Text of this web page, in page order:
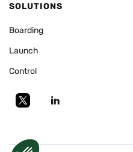
SOLUTIONS
Boarding
Launch
Control